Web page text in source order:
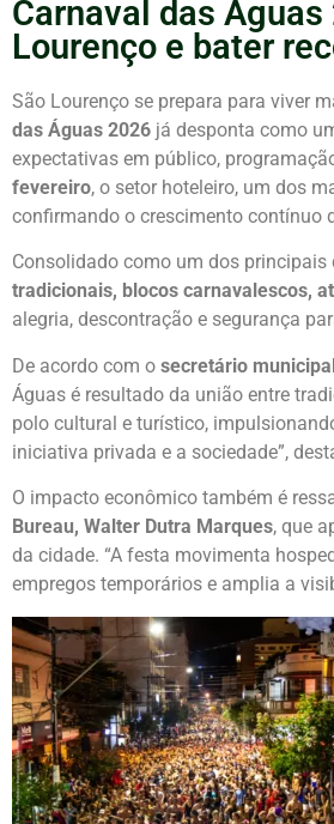
Carnaval das
Lourenço e bater
São Lourenço se prepara para viver
das Águas 2026 já desponta como
expectativas em público,
fevereiro, o setor hoteleiro, um dos
confirmando o crescimento contínuo
Consolidado como um dos principais
tradicionais, blocos carnavalescos,
alegria, descontração e segurança
De acordo com o secretário
Águas é resultado da união entre
polo cultural e turístico,
iniciativa privada e a sociedade”,
O impacto econômico também é
Bureau, Walter Dutra Marques, que
da cidade. “A festa movimenta
empregos temporários e amplia a